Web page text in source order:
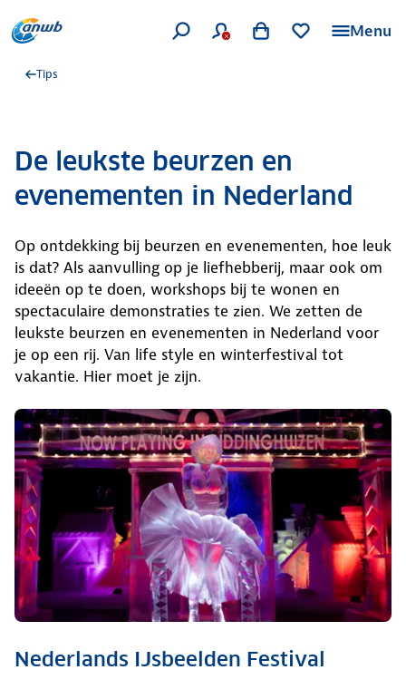
Menu
Tips
De leukste beurzen en
evenementen in Nederland
Op ontdekking bij beurzen en evenementen, hoe leuk
is dat? Als aanvulling op je liefhebberij, maar ook om
ideeën op te doen, workshops bij te wonen en
spectaculaire demonstraties te zien. We zetten de
leukste beurzen en evenementen in Nederland voor
je op een rij. Van life style en winterfestival tot
vakantie. Hier moet je zijn.
Nederlands IJsbeelden Festival